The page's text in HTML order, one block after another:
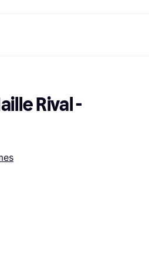
Rival -